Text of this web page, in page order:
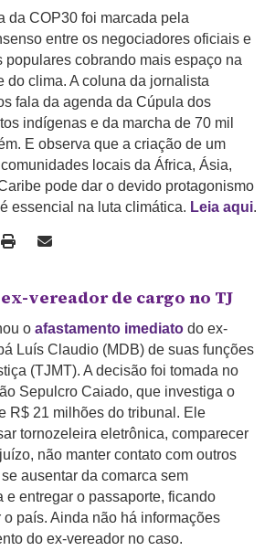
da COP30 foi marcada pela
entre os negociadores oficiais e
populares cobrando mais espaço na
do clima. A coluna da jornalista
fala da agenda da Cúpula dos
indígenas e da marcha de 70 mil
E observa que a criação de um
locais da África, Ásia,
pode dar o devido protagonismo
essencial na luta climática. Leia aqui.
vereador de cargo no TJ
o afastamento imediato do ex-
Luís Claudio (MDB) de suas funções
(TJMT). A decisão foi tomada no
Sepulcro Caiado, que investiga o
R$ 21 milhões do tribunal. Ele
tornozeleira eletrônica, comparecer
não manter contato com outros
ausentar da comarca sem
e entregar o passaporte, ficando
país. Ainda não há informações
do ex-vereador no caso.